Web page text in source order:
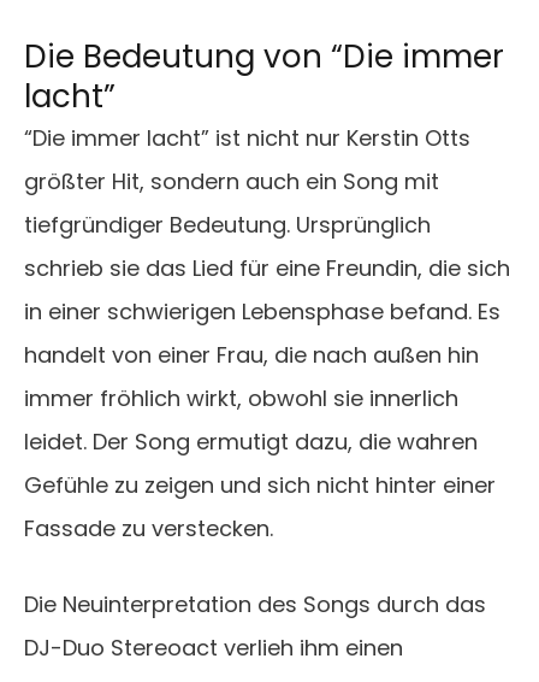
Die Bedeutung von “Die immer
lacht”
“Die immer lacht” ist nicht nur Kerstin Otts
größter Hit, sondern auch ein Song mit
tiefgründiger Bedeutung. Ursprünglich
schrieb sie das Lied für eine Freundin, die sich
in einer schwierigen Lebensphase befand. Es
handelt von einer Frau, die nach außen hin
immer fröhlich wirkt, obwohl sie innerlich
leidet. Der Song ermutigt dazu, die wahren
Gefühle zu zeigen und sich nicht hinter einer
Fassade zu verstecken.
Die Neuinterpretation des Songs durch das
DJ-Duo Stereoact verlieh ihm einen